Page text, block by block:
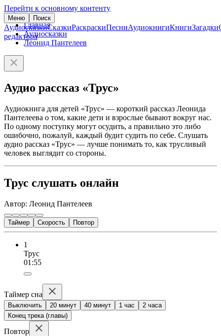
Перейти к основному контенту
Меню Поиск
АудиосказкиСказкиРаскраскиПесниАудиокнигиКнигиЗагадки
редактора
Главная
Аудиосказки
Леонид Пантелеев
Аудио рассказ «Трус»
Аудиокнига для детей «Трус» — короткий рассказ Леонида
Пантелеева о том, какие дети и взрослые бывают вокруг нас.
По одному поступку могут осудить, а правильно это либо
ошибочно, пожалуй, каждый будит судить по себе. Слушать
аудио рассказ «Трус» — лучше понимать то, как трусливый
человек выглядит со стороны.
Трус слушать онлайн
Автор: Леонид Пантелеев
Таймер Скорость Повтор
1
Трус
01:55
Таймер сна
Выключить 20 минут 40 минут 1 час
2 часа
Конец трека (главы)
Повтор